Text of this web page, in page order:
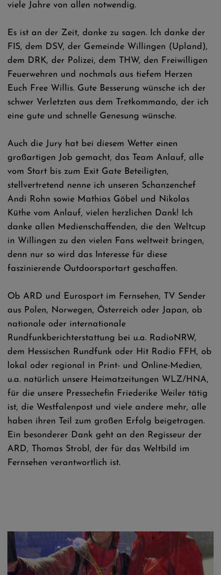
viele Jahre von allen notwendig.
Es ist an der Zeit, danke zu sagen. Ich danke der
FIS, dem DSV, der Gemeinde Willingen (Upland),
dem DRK, der Polizei, dem THW, den Freiwilligen
Feuerwehren und nochmals aus tiefem Herzen
Euch Free Willis. Gute Besserung wünsche ich der
schwer Verletzten aus dem Tretkommando, der ich
eine gute und schnelle Genesung wünsche.
Auch die Jury hat bei diesem Wetter einen
großartigen Job gemacht, das Team Anlauf, alle
vom Start bis zum Exit Gate Beteiligten,
stellvertretend nenne ich unseren Schanzenchef
Andi Rohn sowie Mathias Göbel und Nikolas
Küthe vom Anlauf, vielen herzlichen Dank! Ich
danke allen Medienschaffenden, die den Weltcup
in Willingen zu den vielen Fans weltweit bringen,
denn nur so wird das Interesse für diese
faszinierende Outdoorsportart geschaffen.
Ob ARD und Eurosport im Fernsehen, TV Sender
aus Polen, Norwegen, Österreich oder Japan, ob
nationale oder internationale
Rundfunkberichterstattung bei u.a. RadioNRW,
dem Hessischen Rundfunk oder Hit Radio FFH, ob
lokal oder regional in Print- und Online-Medien,
u.a. natürlich unsere Heimatzeitungen WLZ/HNA,
für die unsere Pressechefin Friederike Weiler tätig
ist, die Westfalenpost und viele andere mehr, alle
haben ihren Teil zum großen Erfolg beigetragen.
Ein besonderer Dank geht an den Regisseur der
ARD, Thomas Strobl, der für das Weltbild im
Fernsehen verantwortlich ist.